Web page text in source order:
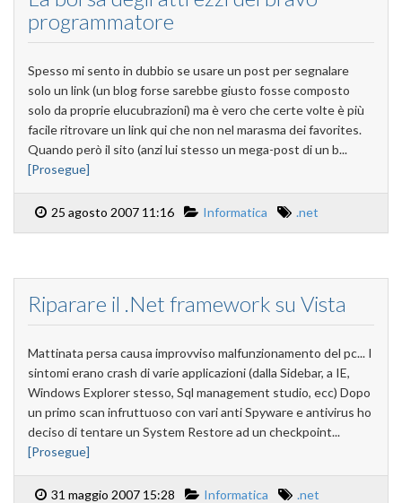
programmatore
Spesso mi sento in dubbio se usare un post per segnalare
solo un link (un blog forse sarebbe giusto fosse composto
solo da proprie elucubrazioni) ma è vero che certe volte è più
facile ritrovare un link qui che non nel marasma dei favorites.
Quando però il sito (anzi lui stesso un mega-post di un b...
[Prosegue]
25 agosto 2007 11:16 Informatica .net
Riparare il .Net framework su Vista
Mattinata persa causa improvviso malfunzionamento del pc... I
sintomi erano crash di varie applicazioni (dalla Sidebar, a IE,
Windows Explorer stesso, Sql management studio, ecc) Dopo
un primo scan infruttuoso con vari anti Spyware e antivirus ho
deciso di tentare un System Restore ad un checkpoint...
[Prosegue]
31 maggio 2007 15:28 Informatica .net